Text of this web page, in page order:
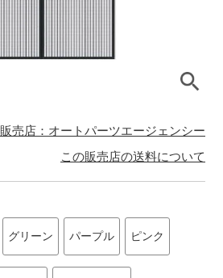
販売店：オートパーツエージェンシー
この販売店の送料について
グリーン パープル ピンク